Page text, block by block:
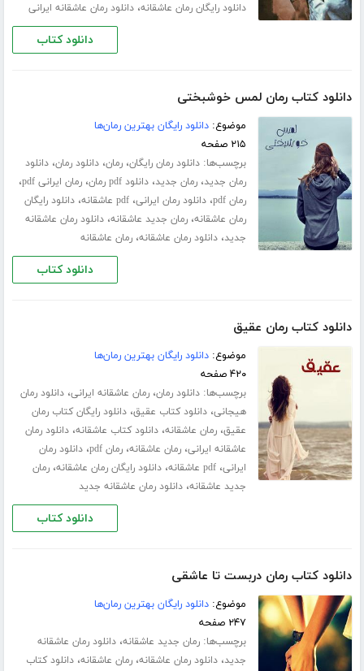
دانلود رایگان رمان عاشقانه،دانلود رمان عاشقانه ایرانی
دانلود کتاب
دانلود کتاب رمان لمس خوشبختی
موضوع:دانلود رایگان بهترین رمان‌ها
۲۱۵ صفحه
برچسب‌ها:دانلود رمان رایگان،رمان،دانلود رمان،دانلود
رمان جدید،رمان جدید،دانلود pdf رمان ،رمان ایرانی pdf ،
رمان pdf ،دانلود رمان ایرانی،pdf عاشقانه ،دانلود رایگان
رمان عاشقانه،رمان جدید عاشقانه،دانلود رمان عاشقانه
جدید،دانلود رمان عاشقانه،رمان عاشقانه
دانلود کتاب
دانلود کتاب رمان عقیق
موضوع:دانلود رایگان بهترین رمان‌ها
۴۲۰ صفحه
برچسب‌ها:دانلود رمان،رمان عاشقانه ایرانی،دانلود رمان
هیجانی،دانلود کتاب عقیق،دانلود رایگان کتاب رمان
عقیق،رمان عاشقانه،دانلود کتاب عاشقانه،دانلود رمان
عاشقانه ایرانی،رمان عاشقانه،رمان pdf ،دانلود رمان
ایرانی،pdf عاشقانه ،دانلود رایگان رمان عاشقانه،رمان
جدید عاشقانه،دانلود رمان عاشقانه جدید
دانلود کتاب
دانلود کتاب رمان دربست تا عاشقی
موضوع:دانلود رایگان بهترین رمان‌ها
۲۴۷ صفحه
برچسب‌ها:رمان جدید عاشقانه،دانلود رمان عاشقانه
جدید،دانلود رمان عاشقانه،رمان عاشقانه،دانلود کتاب